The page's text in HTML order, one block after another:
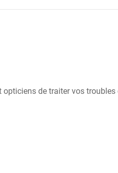
de traiter vos troubles